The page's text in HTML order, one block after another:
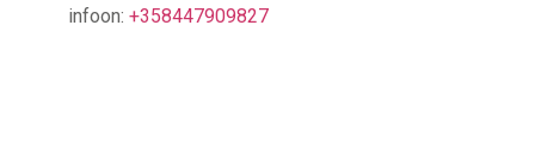
infoon: +358447909827